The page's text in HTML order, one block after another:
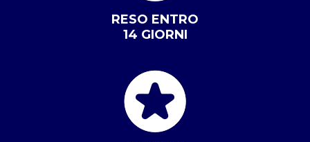
RESO ENTRO
14 GIORNI